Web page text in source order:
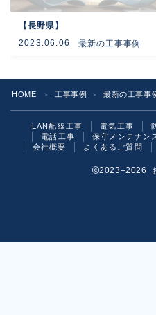
よくあるご質問
【長野県】
2023.06.06 最新の工事事例
HOME ＞ 工事事例 ＞ 最新の工事事
LAN配線工事 電気工事
電話工事
保守メンテナン
会社概要
よくあるご質問
2023–2026